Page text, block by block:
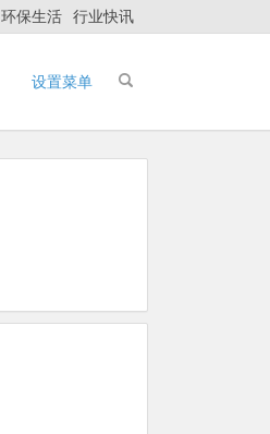
环保生活 行业快讯
设置菜单